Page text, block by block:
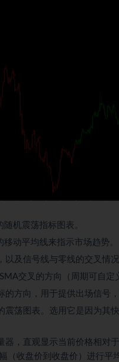
机震荡指标图表。
动平均线来指示市场趋势。
以及信号线与零线的交叉情况
交叉的方向（周期可自定
的方向，用于提供出场信号
震荡图表。选用它是因为其
器，直观显示当前价格相对
（收盘价到收盘价）进行平